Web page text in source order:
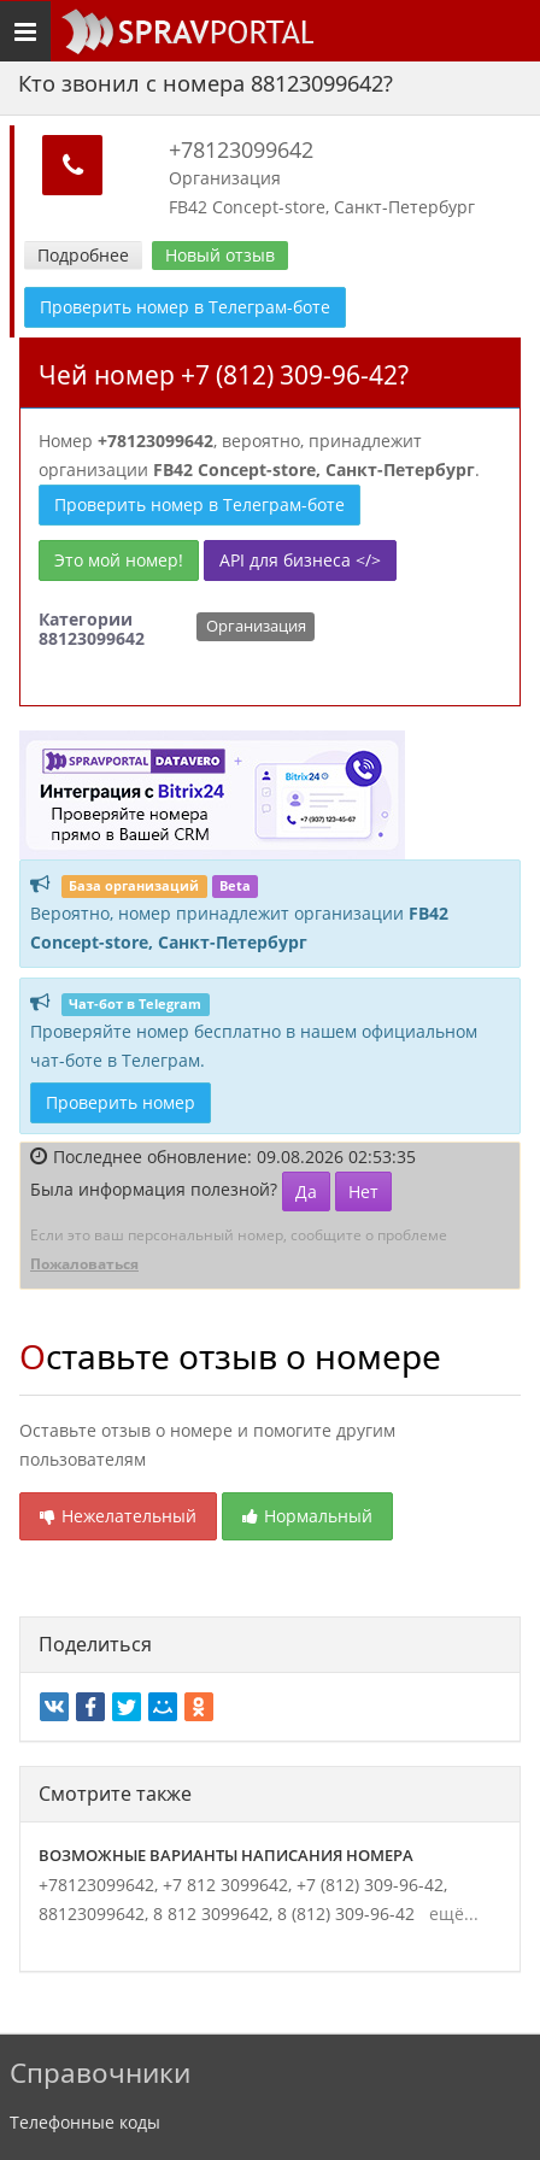
Toggle
navigation
Кто звонил с номера 88123099642?
+78123099642
Организация
FB42 Concept-store, Санкт-Петербург
Подробнее Новый отзыв
Проверить номер в Телеграм-боте
Чей номер +7 (812) 309-96-42?
Номер +78123099642, вероятно, принадлежит
организации FB42 Concept-store, Санкт-Петербург.
Проверить номер в Телеграм-боте
Это мой номер! API для бизнеса </>
Категории
88123099642
Организация
База организаций Beta
Вероятно, номер принадлежит организации FB42
Concept-store, Санкт-Петербург
Чат-бот в Telegram
Проверяйте номер бесплатно в нашем официальном
чат-боте в Телеграм.
Проверить номер
Последнее обновление: 09.08.2026 02:53:35
Была информация полезной?
Да Нет
Если это ваш персональный номер, сообщите о проблеме
Пожаловаться
Оставьте отзыв о номере
Оставьте отзыв о номере и помогите другим
пользователям
Нежелательный Нормальный
Поделиться
Смотрите также
ВОЗМОЖНЫЕ ВАРИАНТЫ НАПИСАНИЯ НОМЕРА
+78123099642, +7 812 3099642, +7 (812) 309-96-42,
88123099642, 8 812 3099642, 8 (812) 309-96-42 ещё...
Справочники
Телефонные коды